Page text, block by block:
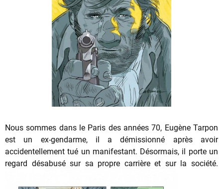
Nous sommes dans le Paris des années 70, Eugène Tarpon
est un ex-gendarme, il a démissionné après avoir
accidentellement tué un manifestant. Désormais, il porte un
regard désabusé sur sa propre carrière et sur la société.